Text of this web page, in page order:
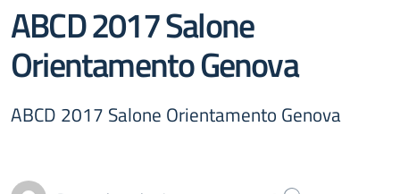
ABCD 2017 Salone
Orientamento Genova
ABCD 2017 Salone Orientamento Genova